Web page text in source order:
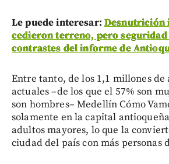
Le puede interesar: Desnutrición
cedieron terreno, pero
contrastes del informe de
Entre tanto, de los 1,1 millones de
actuales –de los que el 57% son
son hombres– Medellín Cómo
solamente en la capital
adultos mayores, lo que la
ciudad del país con más personas